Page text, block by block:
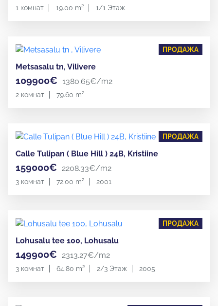
1 комнат 19.00 m² 1/1 Этаж
ПРОДАЖА
Metsasalu tn, Vilivere
109900€ 1380.65€/m2
2 комнат 79.60 m²
ПРОДАЖА
Calle Tulipan ( Blue Hill ) 24B, Kristiine
159000€ 2208.33€/m2
3 комнат 72.00 m² 2001
ПРОДАЖА
Lohusalu tee 100, Lohusalu
149900€ 2313.27€/m2
3 комнат 64.80 m² 2/3 Этаж 2005